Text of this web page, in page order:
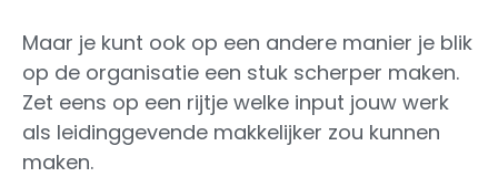
Maar je kunt ook op een andere manier je blik
op de organisatie een stuk scherper maken.
Zet eens op een rijtje welke input jouw werk
als leidinggevende makkelijker zou kunnen
maken.